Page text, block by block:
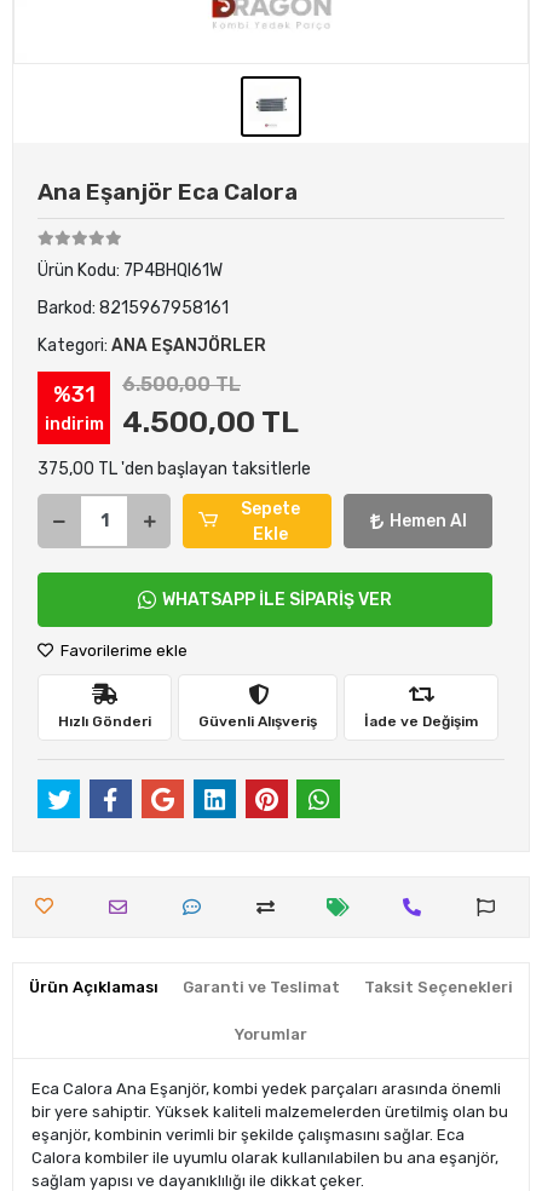
Ana Eşanjör Eca Calora
Ürün Kodu: 7P4BHQI61W
Barkod: 8215967958161
Kategori: ANA EŞANJÖRLER
%31
indirim
6.500,00 TL
4.500,00 TL
375,00 TL 'den başlayan taksitlerle
Sepete
Ekle
Hemen Al
WHATSAPP İLE SİPARİŞ VER
Favorilerime ekle
Hızlı Gönderi Güvenli Alışveriş İade ve Değişim
Ürün Açıklaması Garanti ve Teslimat Taksit Seçenekleri
Yorumlar
Eca Calora Ana Eşanjör, kombi yedek parçaları arasında önemli
bir yere sahiptir. Yüksek kaliteli malzemelerden üretilmiş olan bu
eşanjör, kombinin verimli bir şekilde çalışmasını sağlar. Eca
Calora kombiler ile uyumlu olarak kullanılabilen bu ana eşanjör,
sağlam yapısı ve dayanıklılığı ile dikkat çeker.